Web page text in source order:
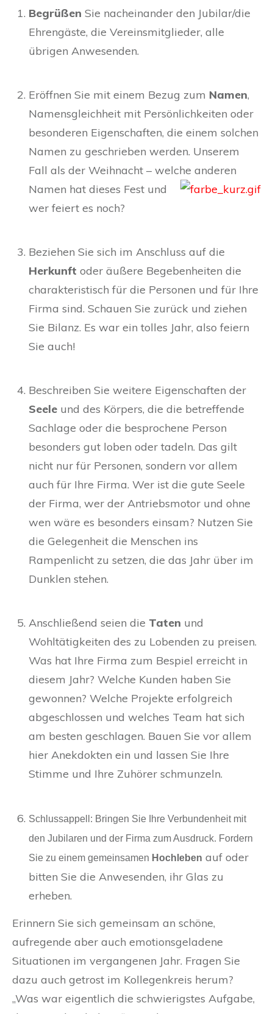
Begrüßen Sie nacheinander den Jubilar/die
Ehrengäste, die Vereinsmitglieder, alle
übrigen Anwesenden.
Eröffnen Sie mit einem Bezug zum Namen,
Namensgleichheit mit Persönlichkeiten oder
besonderen Eigenschaften, die einem solchen
Namen zu geschrieben werden. Unserem
Fall als der Weihnacht – welche anderen
Namen hat dieses Fest und
wer feiert es noch?
Beziehen Sie sich im Anschluss auf die
Herkunft oder äußere Begebenheiten die
charakteristisch für die Personen und für Ihre
Firma sind. Schauen Sie zurück und ziehen
Sie Bilanz. Es war ein tolles Jahr, also feiern
Sie auch!
Beschreiben Sie weitere Eigenschaften der
Seele und des Körpers, die die betreffende
Sachlage oder die besprochene Person
besonders gut loben oder tadeln. Das gilt
nicht nur für Personen, sondern vor allem
auch für Ihre Firma. Wer ist die gute Seele
der Firma, wer der Antriebsmotor und ohne
wen wäre es besonders einsam? Nutzen Sie
die Gelegenheit die Menschen ins
Rampenlicht zu setzen, die das Jahr über im
Dunklen stehen.
Anschließend seien die Taten und
Wohltätigkeiten des zu Lobenden zu preisen.
Was hat Ihre Firma zum Bespiel erreicht in
diesem Jahr? Welche Kunden haben Sie
gewonnen? Welche Projekte erfolgreich
abgeschlossen und welches Team hat sich
am besten geschlagen. Bauen Sie vor allem
hier Anekdokten ein und lassen Sie Ihre
Stimme und Ihre Zuhörer schmunzeln.
Schlussappell: Bringen Sie Ihre Verbundenheit mit
den Jubilaren und der Firma zum Ausdruck. Fordern
Sie zu einem gemeinsamen Hochleben auf oder
bitten Sie die Anwesenden, ihr Glas zu
erheben.
Erinnern Sie sich gemeinsam an schöne,
aufregende aber auch emotionsgeladene
Situationen im vergangenen Jahr. Fragen Sie
dazu auch getrost im Kollegenkreis herum?
„Was war eigentlich die schwierigstes Aufgabe,